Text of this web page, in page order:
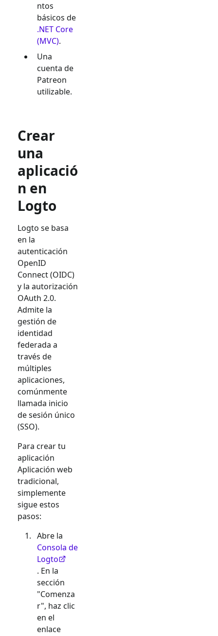
ntos
básicos de
.NET Core
(MVC).
Una
cuenta de
Patreon
utilizable.
Crear
una
aplicació
n en
Logto
Logto se basa
en la
autenticación
OpenID
Connect (OIDC)
y la autorización
OAuth 2.0.
Admite la
gestión de
identidad
federada a
través de
múltiples
aplicaciones,
comúnmente
llamada inicio
de sesión único
(SSO).
Para crear tu
aplicación
Aplicación web
tradicional,
simplemente
sigue estos
pasos:
Abre la
Consola de
Logto
. En la
sección
"Comenza
r", haz clic
en el
enlace